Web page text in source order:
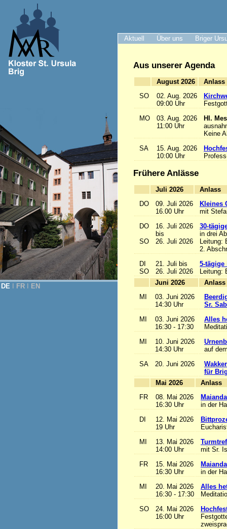
Aktuell Über uns Briger
DE FR EN
Aus unserer Agenda
August 2026
SO
02. Aug. 2026
09:00 Uhr
MO
03. Aug. 2026
11:00 Uhr
Hl.
Keine
SA
15. Aug. 2026
10:00 Uhr
Frühere Anlässe
Juli 2026
DO
09. Juli 2026
16.00 Uhr
Kleines
mit
DO
SO
16. Juli 2026
bis
26. Juli 2026
30-
in drei
Leitung:
2.
DI
SO
21. Juli bis
26. Juli 2026
5-
Leitung:
Juni 2026
MI
03. Juni 2026
14:30 Uhr
Sr.
MI
03. Juni 2026
16:30 - 17:30
Alles
MI
10. Juni 2026
14:30 Uhr
auf
SA
20. Juni 2026
für
Mai 2026
FR
08. Mai 2026
16:30 Uhr
in der
DI
12. Mai 2026
19 Uhr
MI
13. Mai 2026
14:00 Uhr
mit Sr.
FR
15. Mai 2026
16:30 Uhr
in der
MI
20. Mai 2026
16:30 - 17:30
Alles
SO
24. Mai 2026
16:00 Uhr